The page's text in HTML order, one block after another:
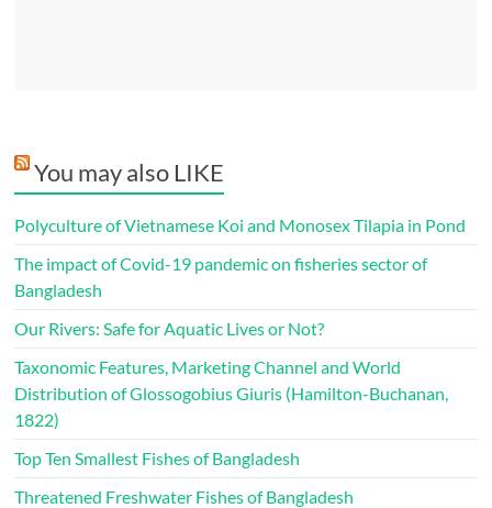
You may also LIKE
Polyculture of Vietnamese Koi and Monosex Tilapia in Pond
The impact of Covid-19 pandemic on fisheries sector of
Bangladesh
Our Rivers: Safe for Aquatic Lives or Not?
Taxonomic Features, Marketing Channel and World
Distribution of Glossogobius Giuris (Hamilton-Buchanan,
1822)
Top Ten Smallest Fishes of Bangladesh
Threatened Freshwater Fishes of Bangladesh